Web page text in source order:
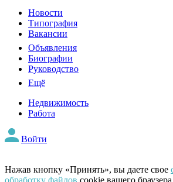
Новости
Типография
Вакансии
Объявления
Биографии
Руководство
Ещё
Недвижимость
Работа
Войти
Нажав кнопку «Принять», вы даете свое
обработку файлов cookie вашего